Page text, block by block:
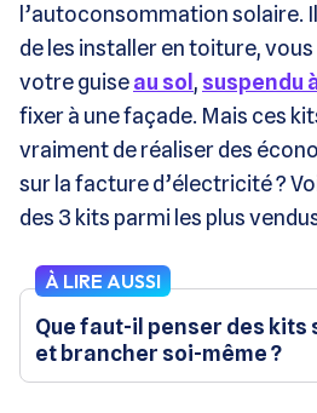
l’autoconsommation solaire.
de les installer en toiture,
votre guiseau sol , suspendu
fixer à une façade. Mais ces
vraiment de réaliser des
sur la facture d’électricité ?
des 3 kits parmi les plus
À LIRE AUSSI
Que faut-il penser des
et brancher soi-même ?